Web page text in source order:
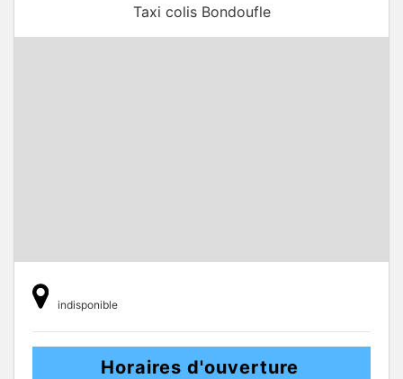
Taxi colis Bondoufle
indisponible
Horaires d'ouverture